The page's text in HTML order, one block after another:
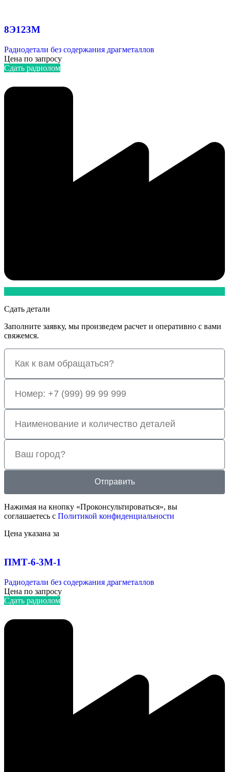
8Э123М
Радиодетали без содержания драгметаллов
Цена по запросу
Сдать радиолом
Сдать детали
Заполните заявку, мы произведем расчет и оперативно с вами
свяжемся.
Отправить
Нажимая на кнопку «Проконсультироваться», вы
соглашаетесь с Политикой конфиденциальности
Цена указана за
ПМТ-6-3М-1
Радиодетали без содержания драгметаллов
Цена по запросу
Сдать радиолом